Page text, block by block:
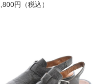
円（税込）